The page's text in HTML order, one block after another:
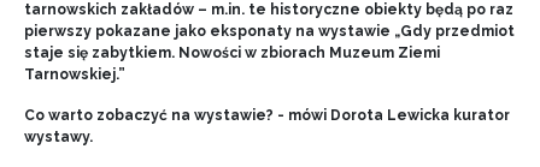
tarnowskich zakładów – m.in. te historyczne obiekty będą po raz
pierwszy pokazane jako eksponaty na wystawie „Gdy przedmiot
staje się zabytkiem. Nowości w zbiorach Muzeum Ziemi
Tarnowskiej.”
Co warto zobaczyć na wystawie? - mówi Dorota Lewicka kurator
wystawy.